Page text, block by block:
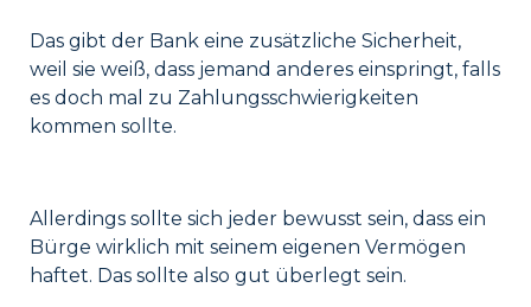
Das gibt der Bank eine zusätzliche Sicherheit,
weil sie weiß, dass jemand anderes einspringt, falls
es doch mal zu Zahlungsschwierigkeiten
kommen sollte.
Allerdings sollte sich jeder bewusst sein, dass ein
Bürge wirklich mit seinem eigenen Vermögen
haftet. Das sollte also gut überlegt sein.